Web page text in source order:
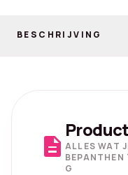
BESCHRIJVING
description ALLES WAT
G